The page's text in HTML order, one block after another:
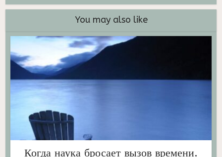
You may also like
Когда наука бросает вызов времени.